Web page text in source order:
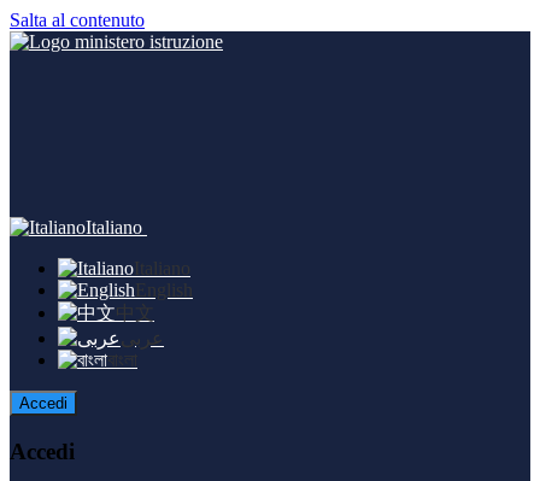
Salta al contenuto
Italiano
Italiano
English
中文
عربى
বাংলা
Accedi
Accedi